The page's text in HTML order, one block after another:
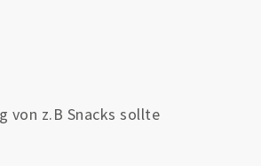
von z.B Snacks sollte